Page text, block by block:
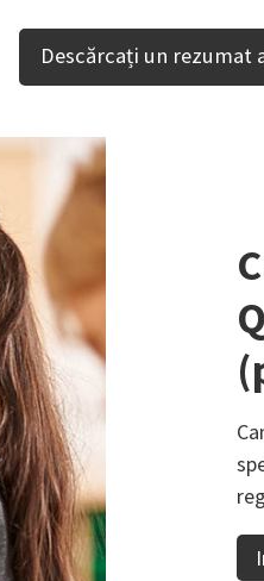
Descărcați un rezumat